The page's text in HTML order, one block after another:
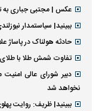
عکس | مجتبی جباری به
ببینید| سیاستمدار
حادثه هولناک در پاساژ علاءالدین ۶ نفر را
تفاوت شمش طلا با
دبیر شورای عالی امنیت
نخواهد شد
ببینید| ظریف: روایت